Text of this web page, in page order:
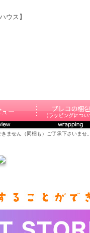
ウス】
ません（同梱も）ご了承下さいませ。